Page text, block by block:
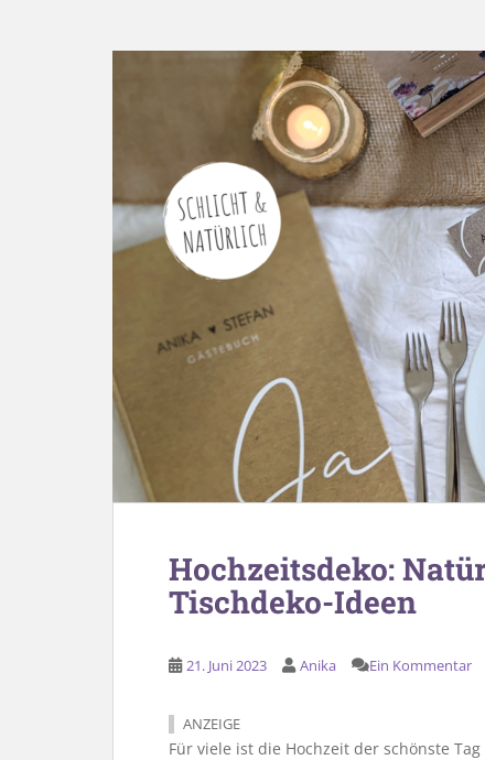
Hochzeitsdeko:
Tischdeko-Ideen
21. Juni 2023 Anika Ein Kommentar
ANZEIGE
Für viele ist die Hochzeit der schönste